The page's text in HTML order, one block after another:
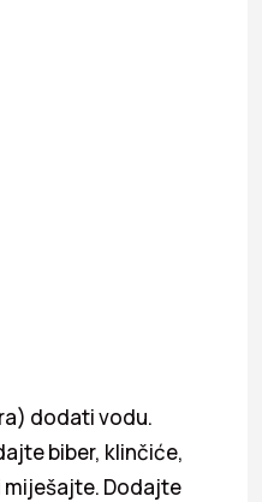
dodati vodu.
biber, klinčiće,
miješajte. Dodajte